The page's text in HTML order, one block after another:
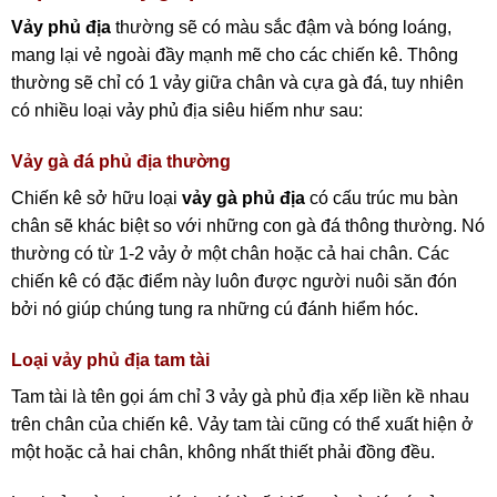
Vảy phủ địa thường sẽ có màu sắc đậm và bóng loáng,
mang lại vẻ ngoài đầy mạnh mẽ cho các chiến kê. Thông
thường sẽ chỉ có 1 vảy giữa chân và cựa gà đá, tuy nhiên
có nhiều loại vảy phủ địa siêu hiếm như sau:
Vảy gà đá phủ địa thường
Chiến kê sở hữu loại vảy gà phủ địa có cấu trúc mu bàn
chân sẽ khác biệt so với những con gà đá thông thường. Nó
thường có từ 1-2 vảy ở một chân hoặc cả hai chân. Các
chiến kê có đặc điểm này luôn được người nuôi săn đón
bởi nó giúp chúng tung ra những cú đánh hiểm hóc.
Loại vảy phủ địa tam tài
Tam tài là tên gọi ám chỉ 3 vảy gà phủ địa xếp liền kề nhau
trên chân của chiến kê. Vảy tam tài cũng có thể xuất hiện ở
một hoặc cả hai chân, không nhất thiết phải đồng đều.